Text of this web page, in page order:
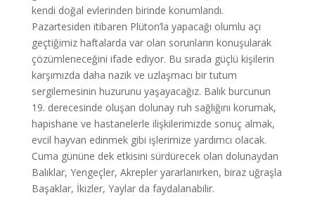
kendi doğal evlerinden birinde konumlandı.
Pazartesiden itibaren Plüton’la yapacağı olumlu açı
geçtiğimiz haftalarda var olan sorunların konuşularak
çözümleneceğini ifade ediyor. Bu sırada güçlü kişilerin
karşımızda daha nazik ve uzlaşmacı bir tutum
sergilemesinin huzurunu yaşayacağız. Balık burcunun
19. derecesinde oluşan dolunay ruh sağlığını korumak,
hapishane ve hastanelerle ilişkilerimizde sonuç almak,
evcil hayvan edinmek gibi işlerimize yardımcı olacak.
Cuma gününe dek etkisini sürdürecek olan dolunaydan
Balıklar, Yengeçler, Akrepler yararlanırken, biraz uğraşla
Başaklar, İkizler, Yaylar da faydalanabilir.